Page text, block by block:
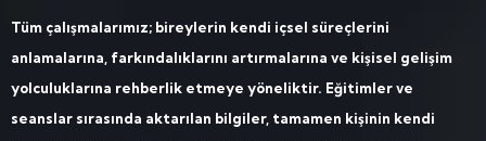
Tüm çalışmalarımız; bireylerin kendi içsel süreçlerini
anlamalarına, farkındalıklarını artırmalarına ve kişisel gelişim
yolculuklarına rehberlik etmeye yöneliktir. Eğitimler ve
seanslar sırasında aktarılan bilgiler, tamamen kişinin kendi